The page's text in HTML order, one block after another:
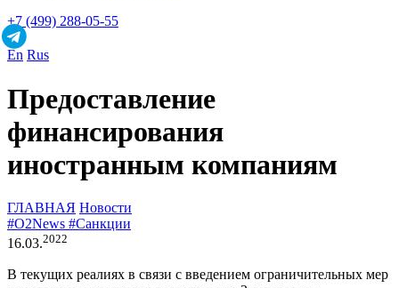
+7 (499) 288-05-55
En Rus
Предоставление
финансирования
иностранным компаниям
ГЛАВНАЯ Новости
#O2News #Санкции
16.03.2022
В текущих реалиях в связи с введением ограничительных мер